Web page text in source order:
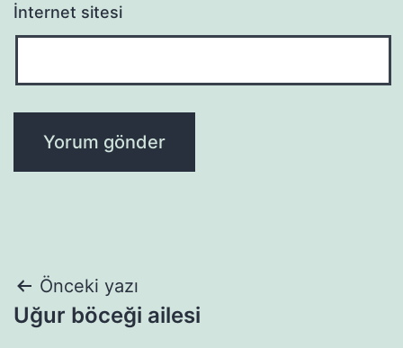
İnternet sitesi
Yazı
gezinmesi
Önceki yazı
Uğur böceği ailesi